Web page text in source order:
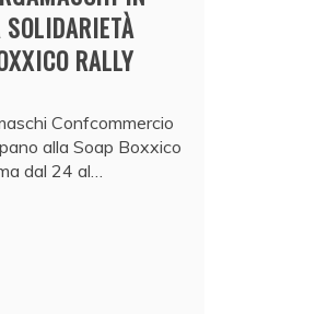
RALLY
Confcommercio
alla Soap Boxxico
dal 24 al…